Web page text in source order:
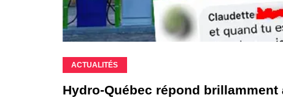
ACTUALITÉS
Hydro-Québec répond